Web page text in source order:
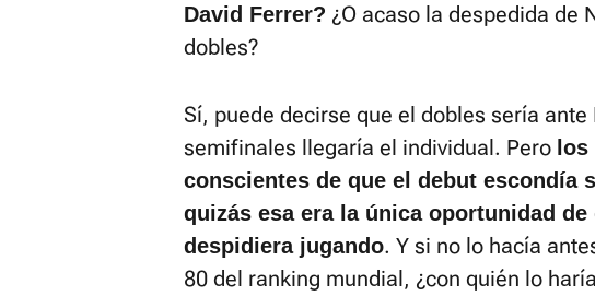
David Ferrer? ¿O acaso la despedida de
dobles?
Sí, puede decirse que el dobles sería ante
semifinales llegaría el individual. Pero
conscientes de que el debut escondía
quizás esa era la única oportunidad
despidiera jugando. Y si no lo hacía
80 del ranking mundial, ¿con quién lo